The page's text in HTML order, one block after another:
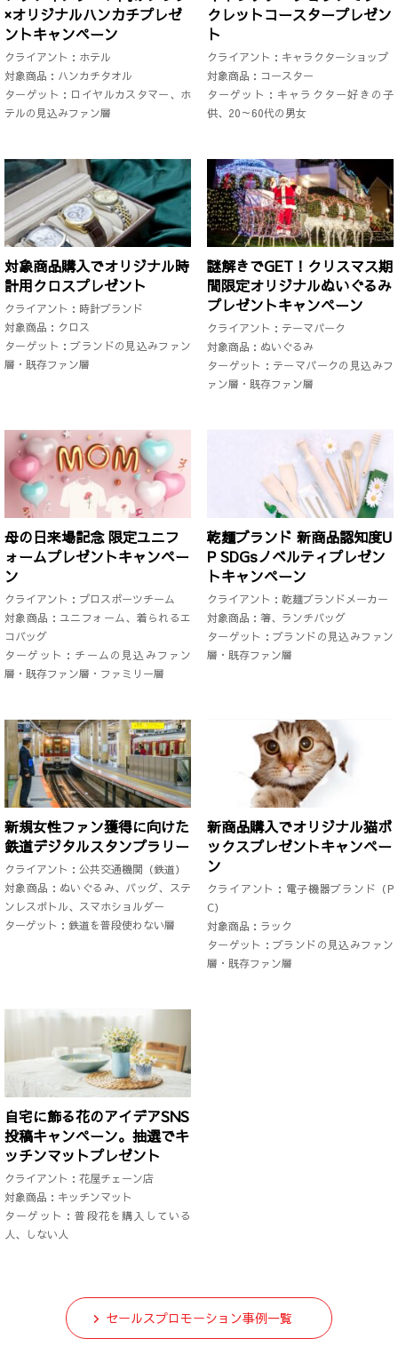
×オリジナルハンカチプレゼ
ントキャンペーン
クライアント：ホテル
対象商品：ハンカチタオル
ターゲット：ロイヤルカスタマー、ホ
テルの見込みファン層
クレットコースタープレゼン
ト
クライアント：キャラクターショップ
対象商品：コースター
ターゲット：キャラクター好きの子
供、20～60代の男女
対象商品購入でオリジナル時
計用クロスプレゼント
クライアント：時計ブランド
対象商品：クロス
ターゲット：ブランドの見込みファン
層・既存ファン層
謎解きでGET！クリスマス期
間限定オリジナルぬいぐるみ
プレゼントキャンペーン
クライアント：テーマパーク
対象商品：ぬいぐるみ
ターゲット：テーマパークの見込みフ
ァン層・既存ファン層
母の日来場記念 限定ユニフ
ォームプレゼントキャンペー
ン
クライアント：プロスポーツチーム
対象商品：ユニフォーム、着られるエ
コバッグ
ターゲット：チームの見込みファン
層・既存ファン層・ファミリー層
乾麺ブランド 新商品認知度U
P SDGsノベルティプレゼン
トキャンペーン
クライアント：乾麺ブランドメーカー
対象商品：箸、ランチバッグ
ターゲット：ブランドの見込みファン
層・既存ファン層
新規女性ファン獲得に向けた
鉄道デジタルスタンプラリー
クライアント：公共交通機関（鉄道）
対象商品：ぬいぐるみ、バッグ、ステ
ンレスボトル、スマホショルダー
ターゲット：鉄道を普段使わない層
新商品購入でオリジナル猫ボ
ックスプレゼントキャンペー
ン
クライアント：電子機器ブランド（P
C）
対象商品：ラック
ターゲット：ブランドの見込みファン
層・既存ファン層
自宅に飾る花のアイデアSNS
投稿キャンペーン。抽選でキ
ッチンマットプレゼント
クライアント：花屋チェーン店
対象商品：キッチンマット
ターゲット：普段花を購入している
人、しない人
セールスプロモーション事例一覧